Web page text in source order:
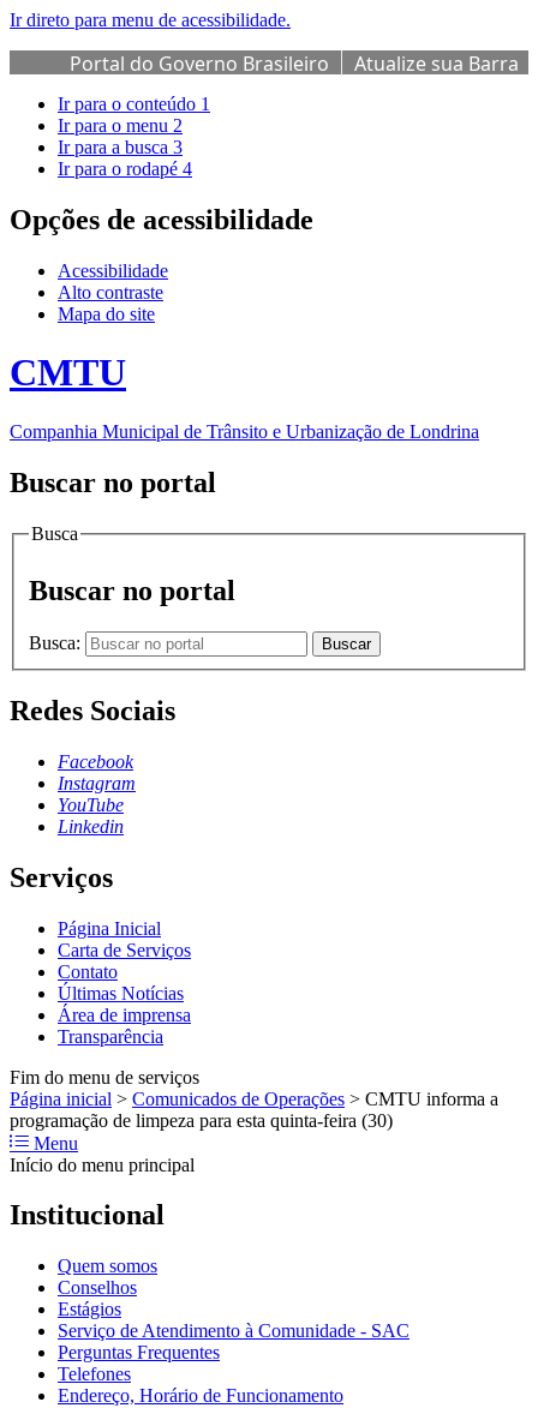
Ir direto para menu de acessibilidade.
Portal do Governo Brasileiro
Atualize sua Barra
de Governo
Ir para o conteúdo 1
Ir para o menu 2
Ir para a busca 3
Ir para o rodapé 4
Opções de acessibilidade
Acessibilidade
Alto contraste
Mapa do site
CMTU
Companhia Municipal de Trânsito e Urbanização de Londrina
Buscar no portal
Busca
Buscar no portal
Busca: Buscar
Redes Sociais
Facebook
Instagram
YouTube
Linkedin
Serviços
Página Inicial
Carta de Serviços
Contato
Últimas Notícias
Área de imprensa
Transparência
Fim do menu de serviços
Página inicial > Comunicados de Operações > CMTU informa a
programação de limpeza para esta quinta-feira (30)
Menu
Início do menu principal
Institucional
Quem somos
Conselhos
Estágios
Serviço de Atendimento à Comunidade - SAC
Perguntas Frequentes
Telefones
Endereço, Horário de Funcionamento